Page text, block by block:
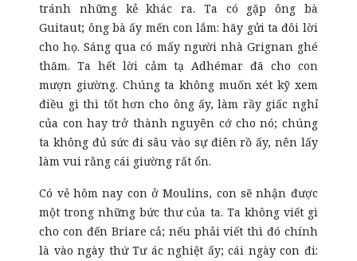
tránh những kẻ khác ra. Ta có gặp ông bà
Guitaut; ông bà ấy mến con lắm: hãy gửi ta đôi lời
cho họ. Sáng qua có mấy người nhà Grignan ghé
thăm. Ta hết lời cảm tạ Adhémar đã cho con
mượn giường. Chúng ta không muốn xét kỹ xem
điều gì thì tốt hơn cho ông ấy, làm rầy giấc nghỉ
của con hay trở thành nguyên cớ cho nó; chúng
ta không đủ sức đi sâu vào sự điên rồ ấy, nên lấy
làm vui rằng cái giường rất ổn.
Có vẻ hôm nay con ở Moulins, con sẽ nhận được
một trong những bức thư của ta. Ta không viết gì
cho con đến Briare cả; nếu phải viết thì đó chính
là vào ngày thứ Tư ác nghiệt ấy; cái ngày con đi: